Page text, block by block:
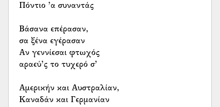
Πόντιο ’α συναντάς
Βάσανα επέρασαν,
σα ξένα εγέρασαν
Αν γεννίεσαι φτωχός
αραεύ’ς το τυχερό σ’
Αμερικήν και Αυστραλίαν,
Καναδάν και Γερμανίαν